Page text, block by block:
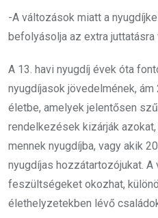
-A változások miatt a
befolyásolja az extra
A 13. havi nyugdíj évek óta
nyugdíjasok jövedelmének,
életbe, amelyek jelentősen
rendelkezések kizárják azokat,
mennek nyugdíjba, vagy akik
nyugdíjas hozzátartozójukat.
feszültségeket okozhat,
élethelyzetekben lévő